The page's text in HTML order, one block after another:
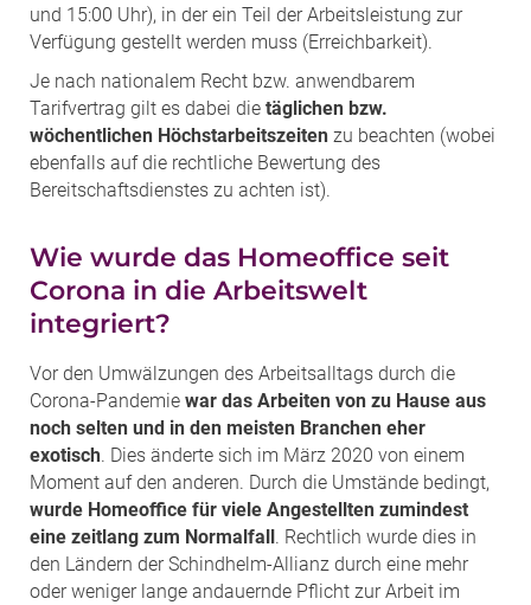
und 15:00 Uhr), in der ein Teil der Arbeitsleistung zur
Verfügung gestellt werden muss (Erreichbarkeit).
Je nach nationalem Recht bzw. anwendbarem
Tarifvertrag gilt es dabei die täglichen bzw.
wöchentlichen Höchstarbeitszeiten zu beachten (wobei
ebenfalls auf die rechtliche Bewertung des
Bereitschaftsdienstes zu achten ist).
Wie wurde das Homeoffice seit
Corona in die Arbeitswelt
integriert?
Vor den Umwälzungen des Arbeitsalltags durch die
Corona-Pandemie war das Arbeiten von zu Hause aus
noch selten und in den meisten Branchen eher
exotisch. Dies änderte sich im März 2020 von einem
Moment auf den anderen. Durch die Umstände bedingt,
wurde Homeoffice für viele Angestellten zumindest
eine zeitlang zum Normalfall. Rechtlich wurde dies in
den Ländern der Schindhelm-Allianz durch eine mehr
oder weniger lange andauernde Pflicht zur Arbeit im